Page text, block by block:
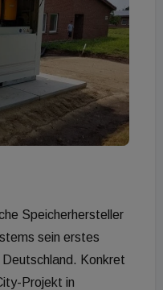
Speicherhersteller
sein erstes
Konkret
Projekt in